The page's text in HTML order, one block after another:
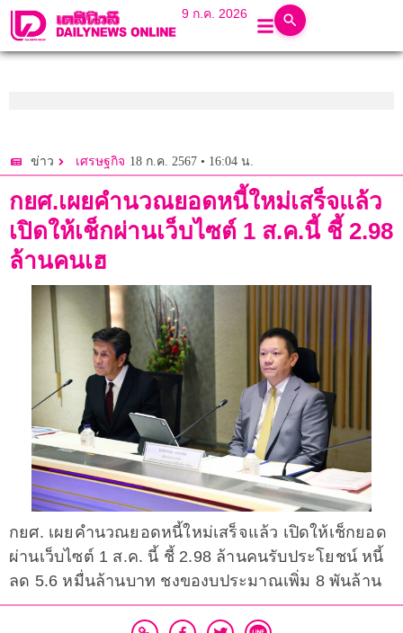
9 ก.ค. 2026
ข่าว เศรษฐกิจ 18 ก.ค. 2567 • 16:04 น.
กยศ.เผยคำนวณยอดหนี้ใหม่เสร็จแล้ว
เปิดให้เช็กผ่านเว็บไซต์ 1 ส.ค.นี้ ชี้ 2.98
ล้านคนเฮ
กยศ. เผยคำนวณยอดหนี้ใหม่เสร็จแล้ว เปิดให้เช็กยอด
ผ่านเว็บไซต์ 1 ส.ค. นี้ ชี้ 2.98 ล้านคนรับประโยชน์ หนี้
ลด 5.6 หมื่นล้านบาท ชงของบประมาณเพิ่ม 8 พันล้าน